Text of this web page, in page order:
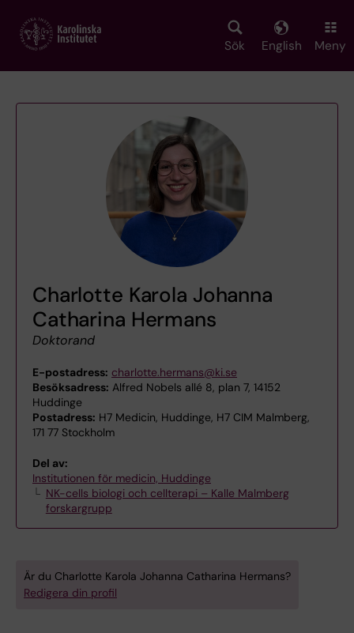
main
Sök English Meny
Charlotte Karola Johanna
Catharina Hermans
Doktorand
E-postadress: charlotte.hermans@ki.se
Besöksadress: Alfred Nobels allé 8, plan 7, 14152
Huddinge
Postadress: H7 Medicin, Huddinge, H7 CIM Malmberg,
171 77 Stockholm
Del av:
Institutionen för medicin, Huddinge
NK-cells biologi och cellterapi – Kalle Malmberg
forskargrupp
Är du Charlotte Karola Johanna Catharina Hermans?
Redigera din profil